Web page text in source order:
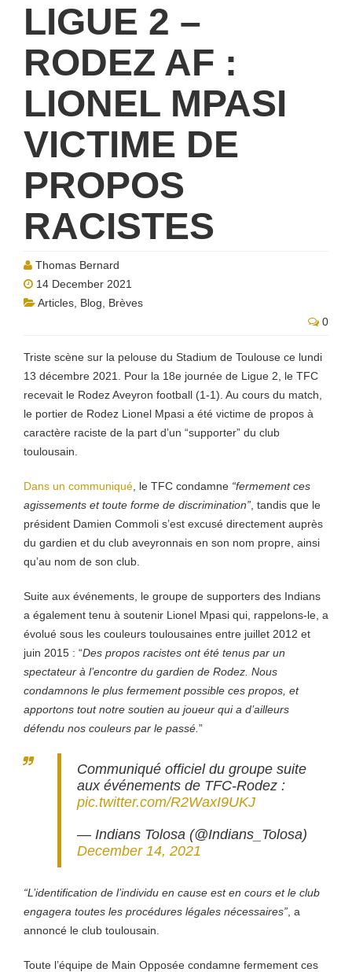
LIGUE 2 –
RODEZ AF :
LIONEL MPASI
VICTIME DE
PROPOS
RACISTES
Thomas Bernard
14 December 2021
Articles Blog
Brèves
0
Triste scène sur la pelouse du Stadium de Toulouse ce lundi
13 décembre 2021. Pour la 18e journée de Ligue 2, le TFC
recevait le Rodez Aveyron football (1-1). Au cours du match,
le portier de Rodez Lionel Mpasi a été victime de propos à
caractère raciste de la part d’un “supporter” du club
toulousain.
Dans un communiqué , le TFC condamne “fermement ces
agissements et toute forme de discrimination” , tandis que le
président Damien Commoli s’est excusé directement auprès
du gardien et du club aveyronnais en son nom propre, ainsi
qu’au nom de son club.
Suite aux événements, le groupe de supporters des Indians
a également tenu à soutenir Lionel Mpasi qui, rappelons-le, a
évolué sous les couleurs toulousaines entre juillet 2012 et
juin 2015 : “Des propos racistes ont été tenus par un
spectateur à l’encontre du gardien de Rodez. Nous
condamnons le plus fermement possible ces propos, et
apportons tout notre soutien au joueur qui a d’ailleurs
défendu nos couleurs par le passé. ”
Communiqué officiel du groupe suite
aux événements de TFC-Rodez :
pic.twitter.com/R2WaxI9UKJ
— Indians Tolosa (@Indians_Tolosa)
December 14, 2021
“L’identification de l’individu en cause est en cours et le club
engagera toutes les procédures légales nécessaires” , a
annoncé le club toulousain.
Toute l’équipe de Main Opposée condamne fermement ces